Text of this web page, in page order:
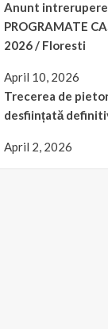
Anunt intrerupere
PROGRAMATE
2026 / Floresti
April 10, 2026
Trecerea de
desființată
April 2, 2026